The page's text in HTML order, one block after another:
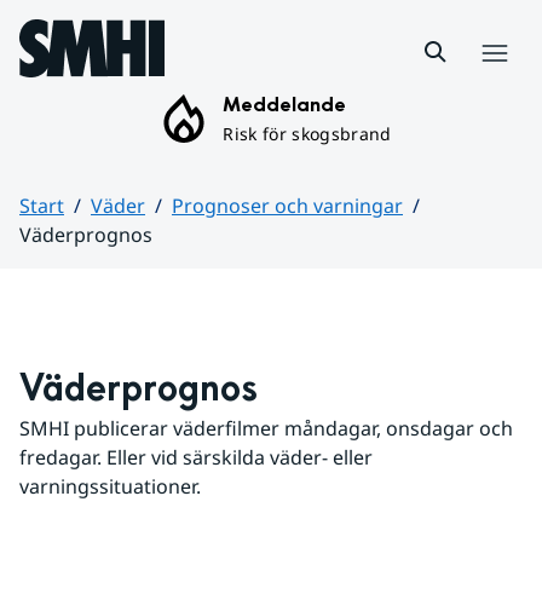
Hoppa till sidans innehåll
Meddelande
Risk för skogsbrand
Start Väder
Prognoser och varningar
Väderprognos
Väderprognos
SMHI publicerar väderfilmer måndagar, onsdagar och
fredagar. Eller vid särskilda väder- eller
varningssituationer.